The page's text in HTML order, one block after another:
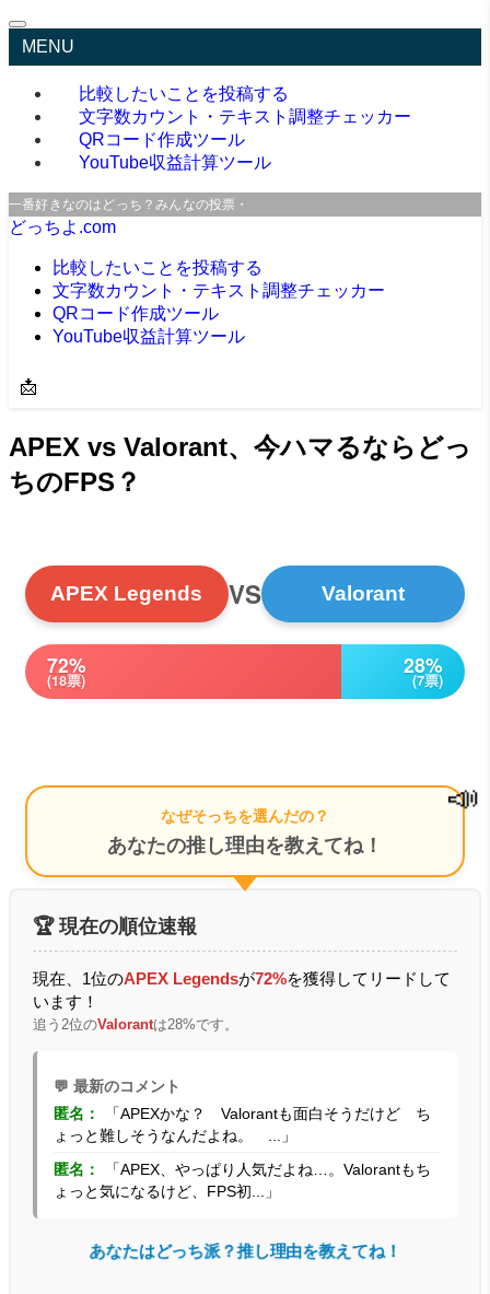
MENU
比較したいことを投稿する
文字数カウント・テキスト調整チェッカー
QRコード作成ツール
YouTube収益計算ツール
一番好きなのはどっち？みんなの投票・口コミサイト
どっちよ.com
比較したいことを投稿する
文字数カウント・テキスト調整チェッカー
QRコード作成ツール
YouTube収益計算ツール
📩
APEX vs Valorant、今ハマるならどっ
ちのFPS？
APEX Legends VS Valorant
72%
(18票)
28%
(7票)
なぜそっちを選んだの？
あなたの推し理由を教えてね！
📣
🏆 現在の順位速報
現在、1位のAPEX Legendsが72%を獲得してリードして
います！
追う2位のValorantは28%です。
💬 最新のコメント
匿名：
「APEXかな？ Valorantも面白そうだけど ち
ょっと難しそうなんだよね。 ...」
匿名：
「APEX、やっぱり人気だよね…。Valorantもち
ょっと気になるけど、FPS初...」
あなたはどっち派？推し理由を教えてね！